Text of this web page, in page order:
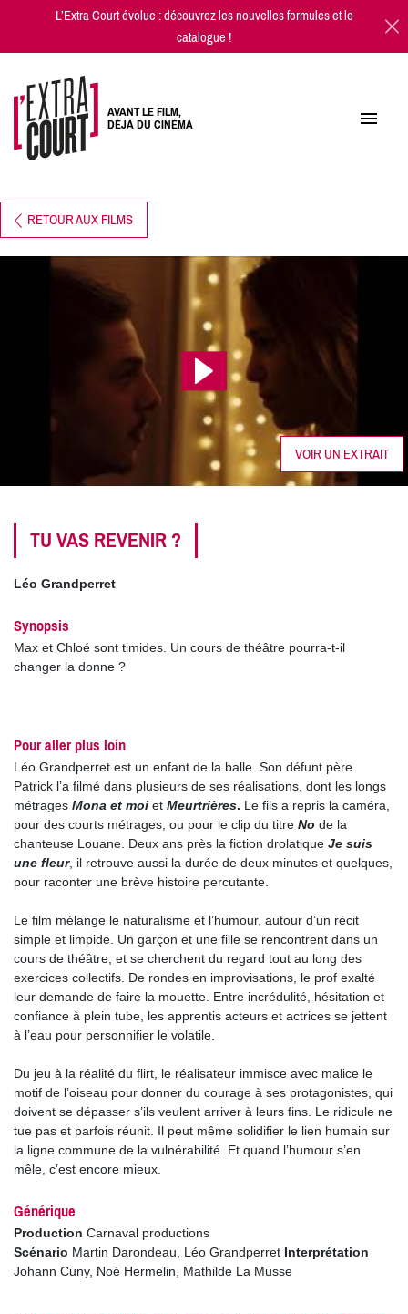
L’Extra Court évolue : découvrez lesnouvelles formulesetle
catalogue!
AVANT LE FILM,
DÉJÀ DU CINÉMA
RETOUR AUX FILMS
VOIR UN EXTRAIT
TU VAS REVENIR ?
Léo Grandperret
Synopsis
Max et Chloé sont timides. Un cours de théâtre pourra-t-il
changer la donne ?
Pour aller plus loin
Léo Grandperret est un enfant de la balle. Son défunt père
Patrick l’a filmé dans plusieurs de ses réalisations, dont les longs
métrages Mona et moi et Meurtrières. Le fils a repris la caméra,
pour des courts métrages, ou pour le clip du titre No de la
chanteuse Louane. Deux ans près la fiction drolatique Je suis
une fleur, il retrouve aussi la durée de deux minutes et quelques,
pour raconter une brève histoire percutante.
Le film mélange le naturalisme et l’humour, autour d’un récit
simple et limpide. Un garçon et une fille se rencontrent dans un
cours de théâtre, et se cherchent du regard tout au long des
exercices collectifs. De rondes en improvisations, le prof exalté
leur demande de faire la mouette. Entre incrédulité, hésitation et
confiance à plein tube, les apprentis acteurs et actrices se jettent
à l’eau pour personnifier le volatile.
Du jeu à la réalité du flirt, le réalisateur immisce avec malice le
motif de l’oiseau pour donner du courage à ses protagonistes, qui
doivent se dépasser s’ils veulent arriver à leurs fins. Le ridicule ne
tue pas et parfois réunit. Il peut même solidifier le lien humain sur
la ligne commune de la vulnérabilité. Et quand l’humour s’en
mêle, c’est encore mieux.
Générique
Production Carnaval productions
Scénario Martin Darondeau, Léo Grandperret Interprétation
Johann Cuny, Noé Hermelin, Mathilde La Musse